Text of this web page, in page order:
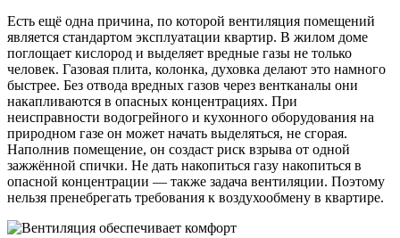
Есть ещё одна причина, по которой вентиляция помещений
является стандартом эксплуатации квартир. В жилом доме
поглощает кислород и выделяет вредные газы не только
человек. Газовая плита, колонка, духовка делают это намного
быстрее. Без отвода вредных газов через вентканалы они
накапливаются в опасных концентрациях. При
неисправности водогрейного и кухонного оборудования на
природном газе он может начать выделяться, не сгорая.
Наполнив помещение, он создаст риск взрыва от одной
зажжённой спички. Не дать накопиться газу накопиться в
опасной концентрации — также задача вентиляции. Поэтому
нельзя пренебрегать требования к воздухообмену в квартире.